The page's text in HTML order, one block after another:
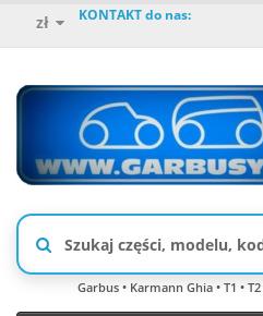
zł KONTAKT do nas:
Garbus • Karmann Ghia • T1 •